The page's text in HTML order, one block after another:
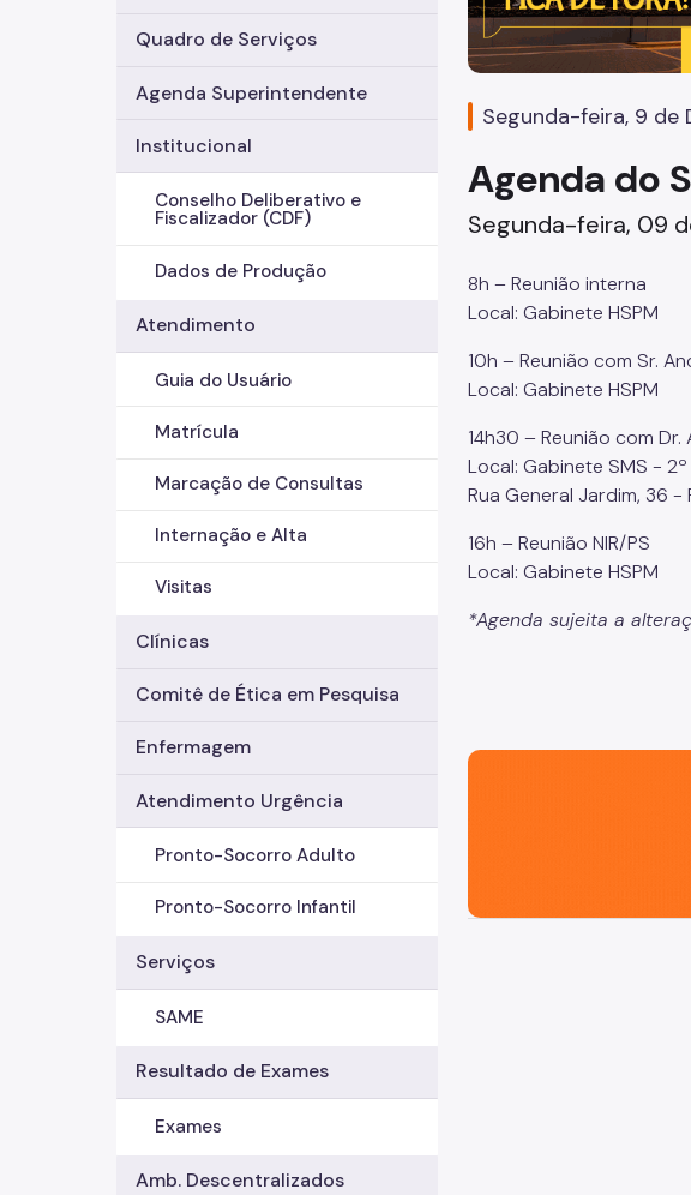
Quadro de Serviços
Agenda Superintendente
Institucional
Conselho Deliberativo e
Fiscalizador (CDF)
Dados de Produção
Atendimento
Guia do Usuário
Matrícula
Marcação de Consultas
Internação e Alta
Visitas
Clínicas
Comitê de Ética em Pesquisa
Enfermagem
Atendimento Urgência
Pronto-Socorro Adulto
Pronto-Socorro Infantil
Serviços
SAME
Resultado de Exames
Exames
Amb. Descentralizados
Segunda-feira, 9 de
Agenda do
Segunda-feira, 09
8h – Reunião interna
Local: Gabinete HSPM
10h – Reunião com Sr.
Local: Gabinete HSPM
14h30 – Reunião com
Local: Gabinete SMS -
Rua General Jardim, 36 -
16h – Reunião NIR/PS
Local: Gabinete HSPM
*Agenda sujeita a
São Paulo, cidade